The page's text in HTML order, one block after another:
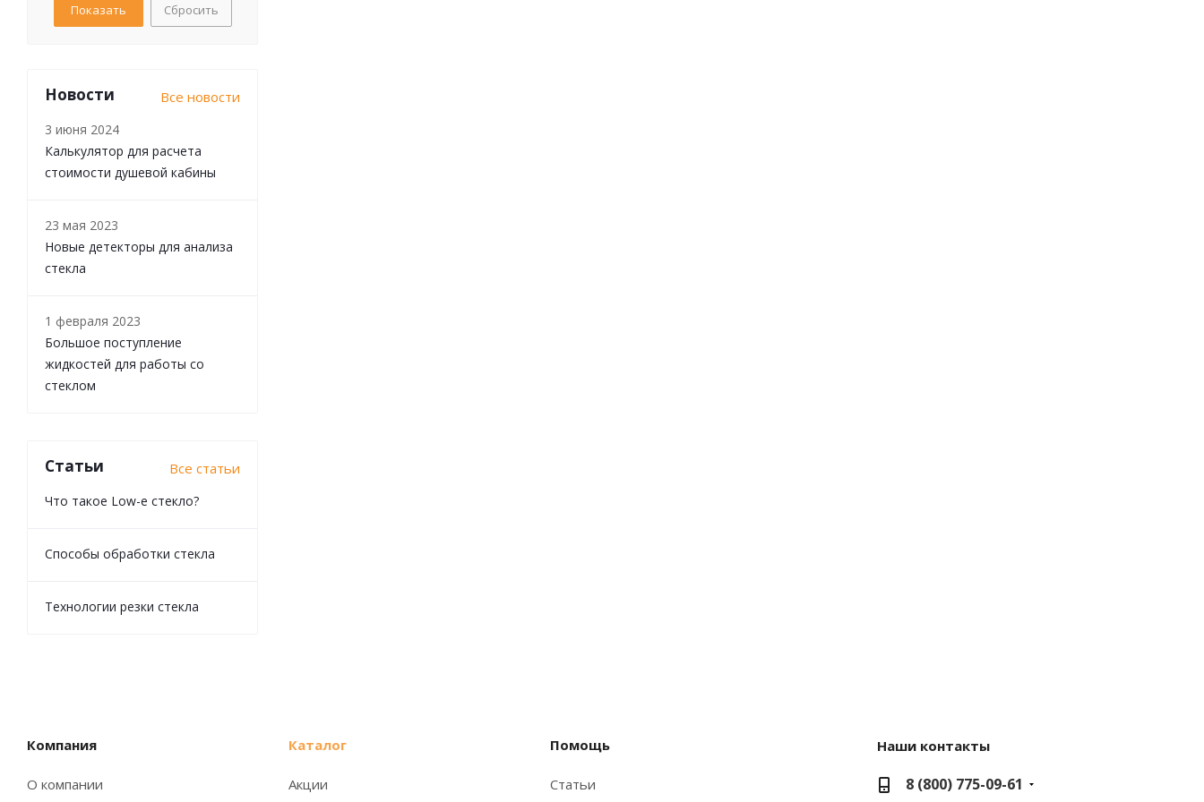
Сбросить
Новости Все новости
3 июня 2024
Калькулятор для расчета
стоимости душевой кабины
23 мая 2023
Новые детекторы для анализа
стекла
1 февраля 2023
Большое поступление
жидкостей для работы со
стеклом
Статьи Все статьи
Что такое Low-e стекло?
Способы обработки стекла
Технологии резки стекла
Компания
О компании
Каталог
Акции
Помощь
Статьи
Наши контакты
8 (800) 775-09-61